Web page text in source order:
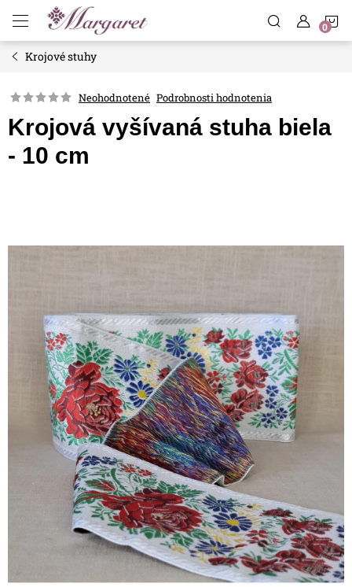
obsah
Krojové stuhy
Neohodnotené Podrobnosti hodnotenia
Krojová vyšívaná stuha biela
- 10 cm